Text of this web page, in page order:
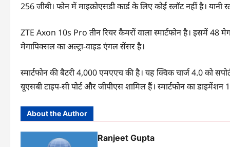
256 जीबी। फोन में माइक्रोएसडी कार्ड के लिए कोई स्लॉट नहीं है। यानी
ZTE Axon 10s Pro तीन रियर कैमरों वाला स्मार्टफोन है। इसमें 48
मेगापिक्सल का अल्ट्रा-वाइड एंगल सेंसर है।
स्मार्टफोन की बैटरी 4,000 एमएएच की है। यह क्विक चार्ज 4.0 को
यूएसबी टाइप-सी पोर्ट और जीपीएस शामिल हैं। स्मार्टफोन का
About the Author
Ranjeet Gupta